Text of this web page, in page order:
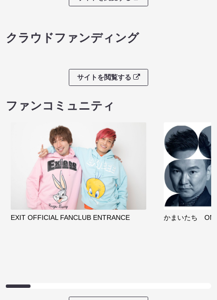
クラウドファンディング
サイトを閲覧する
ファンコミュニティ
EXIT OFFICIAL FANCLUB ENTRANCE かまいたち